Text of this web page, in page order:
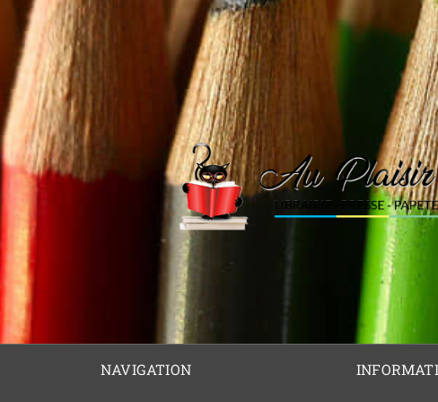
NAVIGATION